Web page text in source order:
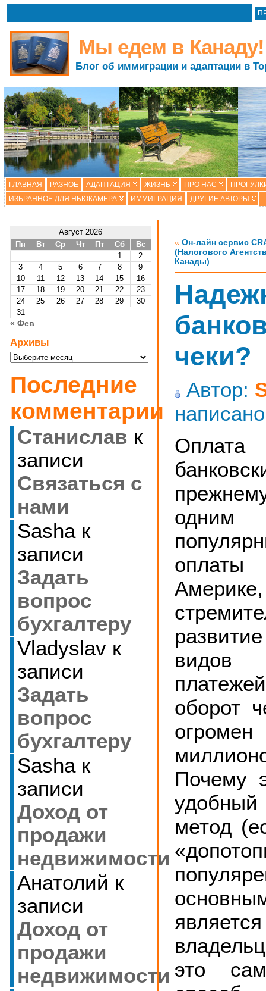
Мы едем в Канаду!
Блог об иммиграции и адаптации в
ГЛАВНАЯ РАЗНОЕ АДАПТАЦИЯ ЖИЗНЬ ПРО НАС
ИЗБРАННОЕ ДЛЯ НЬЮКАМЕРА
ИММИГРАЦИЯ ДРУГИЕ АВТОРЫ
Август 2026
Пн
Вт Ср Чт Пт Сб
Вс
1
2
3
4 5 6 7 8
9
10
11 12 13 14 15
16
17
18 19 20 21 22
23
24
25 26 27 28 29
30
31
« Фев
Архивы
Архивы
Последние
комментарии
Станислав к
записи
Cвязаться с
нами
Sashaк
записи
Задать
вопрос
бухгалтеру
Vladyslavк
записи
Задать
вопрос
бухгалтеру
Sashaк
записи
Доход от
продажи
недвижимости
Анатолий к
записи
Доход от
продажи
недвижимости
« Он-лайн сервис
(Налогового
Канады)
чеки?
Автор:
видов
оборот
Почему
метод
это